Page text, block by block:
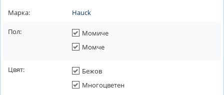
Марка: Hauck
Пол:
Момиче
Момче
Цвят:
Бежов
Многоцветен